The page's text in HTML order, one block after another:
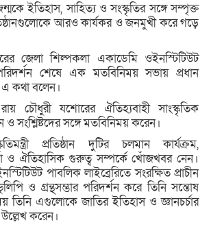
ইতিহাস, সাহিত্য ও সংস্কৃতির সঙ্গে সম্পৃক্ত
আরও কার্যকর ও জনমুখী করে গড়ে
জেলা শিল্পকলা একাডেমি ওইনস্টিটিউট
শেষে এক মতবিনিময় সভায় প্রধান
এ কথা বলেন।
চৌধুরী যশোরের ঐতিহ্যবাহী সাংস্কৃতিক
ও সংশ্লিষ্টদের সঙ্গে মতবিনিময় করেন।
প্রতিষ্ঠান দুটির চলমান কার্যক্রম,
ও ঐতিহাসিক গুরুত্ব সম্পর্কে খোঁজখবর নেন।
পাবলিক লাইব্রেরিতে সংরক্ষিত প্রাচীন
ও গ্রন্থসম্ভার পরিদর্শন করে তিনি সন্তোষ
তিনি এগুলোকে জাতির ইতিহাস ও জ্ঞানচর্চার
করেন।